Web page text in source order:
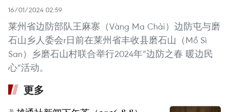
16/01/2024 02:59
莱州省边防部队王麻寨（Vàng Ma Chải）边防屯与磨
石山乡人委会r日前在莱州省丰收县磨石山（Mồ Sì
San）乡磨石山村联合举行2024年“边防之春 暖边民
心”活动。
更多